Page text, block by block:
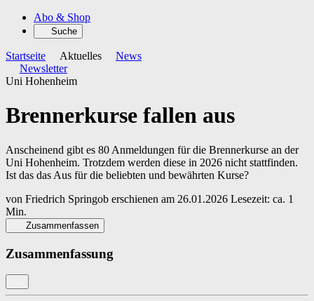
Abo & Shop
Suche
Startseite Aktuelles
News
Newsletter
Uni Hohenheim
Brennerkurse fallen aus
Anscheinend gibt es 80 Anmeldungen für die Brennerkurse an der
Uni Hohenheim. Trotzdem werden diese in 2026 nicht stattfinden.
Ist das das Aus für die beliebten und bewährten Kurse?
von Friedrich Springob erschienen am 26.01.2026 Lesezeit: ca. 1
Min.
Zusammenfassen
Zusammenfassung